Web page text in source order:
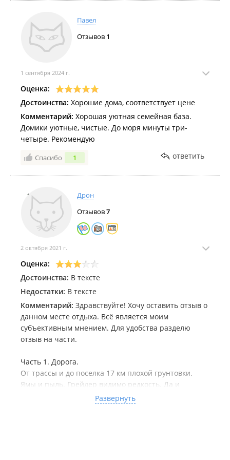
Павел
Отзывов 1
1 сентября 2024 г.
Оценка:
Достоинства: Хорошие дома, соответствует цене
Комментарий: Хорошая уютная семейная база.
Домики уютные, чистые. До моря минуты три-
четыре. Рекомендую
Спасибо 1 ответить
Дрон
Отзывов7
2 октября 2021 г.
Оценка:
Достоинства: В тексте
Недостатки: В тексте
Комментарий: Здравствуйте! Хочу оставить отзыв о
данном месте отдыха. Всё является моим
субъективным мнением. Для удобства разделю
отзыв на части.
Часть 1. Дорога.
От трассы и до поселка 17 км плохой грунтовки.
Ямы и пыль. Грейдер видимо редкость. Да и
местные говорят что дорога уже года три
содержится в плохом состоянии. Проехать можно на
Развернуть